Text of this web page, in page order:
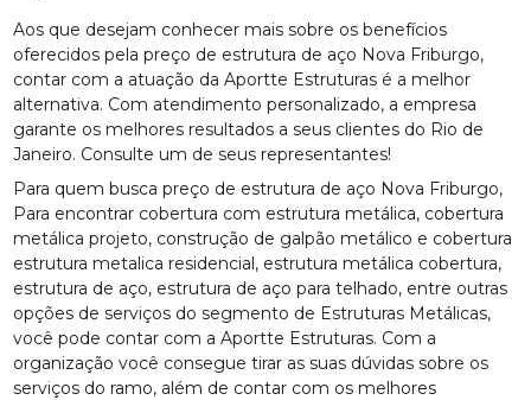
Aos que desejam conhecer mais sobre os benefícios
oferecidos pela preço de estrutura de aço Nova Friburgo,
contar com a atuação da Aportte Estruturas é a melhor
alternativa. Com atendimento personalizado, a empresa
garante os melhores resultados a seus clientes do Rio de
Janeiro. Consulte um de seus representantes!
Para quem busca preço de estrutura de aço Nova Friburgo,
Para encontrar cobertura com estrutura metálica, cobertura
metálica projeto, construção de galpão metálico e cobertura
estrutura metalica residencial, estrutura metálica cobertura,
estrutura de aço, estrutura de aço para telhado, entre outras
opções de serviços do segmento de Estruturas Metálicas,
você pode contar com a Aportte Estruturas. Com a
organização você consegue tirar as suas dúvidas sobre os
serviços do ramo, além de contar com os melhores